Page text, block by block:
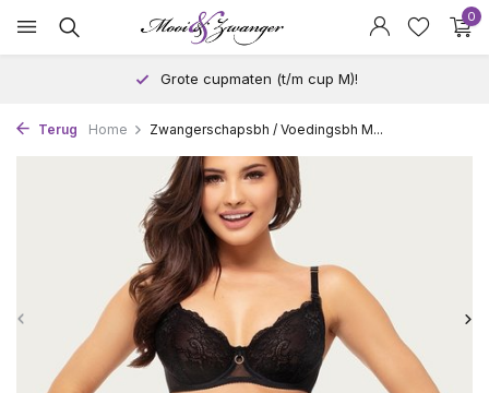
0
Andere maat proberen? Geen
Terug Home Zwangerschapsbh / Voedingsbh M...